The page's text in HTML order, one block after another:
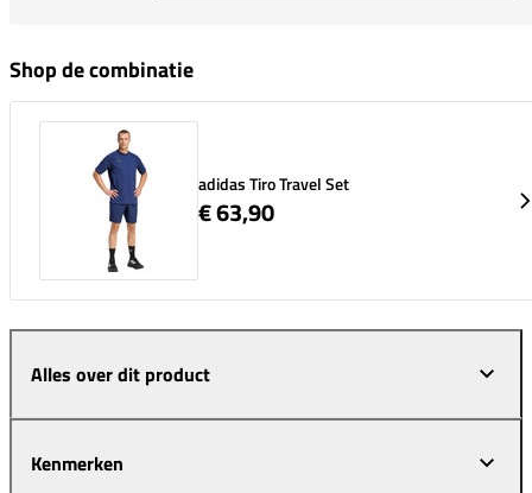
Shop de combinatie
adidas Tiro Travel Set
€ 63,90
Alles over dit product
Kenmerken